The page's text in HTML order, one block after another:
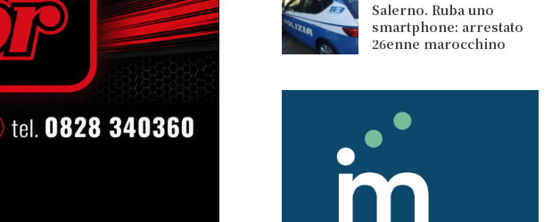
Salerno. Ruba uno
smartphone: arrestato
26enne marocchino